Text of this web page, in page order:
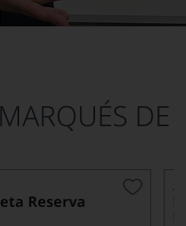
MARQUÉS DE
Reserva